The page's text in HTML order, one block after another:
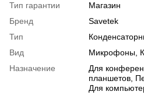
Тип гарантии
Магазин
Бренд
Savetek
Тип
Вид
Микрофоны,
Назначение
Для
планшетов,
Для